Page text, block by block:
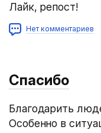
Лайк, репост!
Нет комментариев
Спасибо
Благодарить
Особенно в